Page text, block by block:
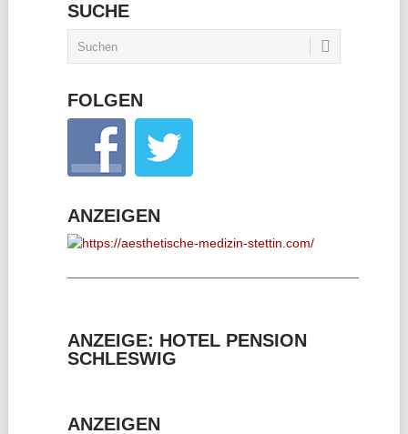
SUCHE
FOLGEN
ANZEIGEN
ANZEIGE: HOTEL PENSION
SCHLESWIG
ANZEIGEN